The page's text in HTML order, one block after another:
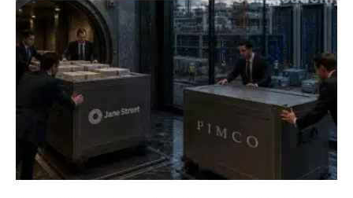
Jane Street négocie le transfert de 11 milliards de